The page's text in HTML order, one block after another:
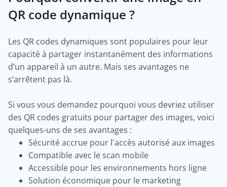
QR code dynamique ?
Les QR codes dynamiques sont populaires pour leur
capacité à partager instantanément des informations
d’un appareil à un autre. Mais ses avantages ne
s’arrêtent pas là.
Si vous vous demandez pourquoi vous devriez utiliser
des QR codes gratuits pour partager des images, voici
quelques-uns de ses avantages :
Sécurité accrue pour l'accès autorisé aux images
Compatible avec le scan mobile
Accessible pour les environnements hors ligne
Solution économique pour le marketing